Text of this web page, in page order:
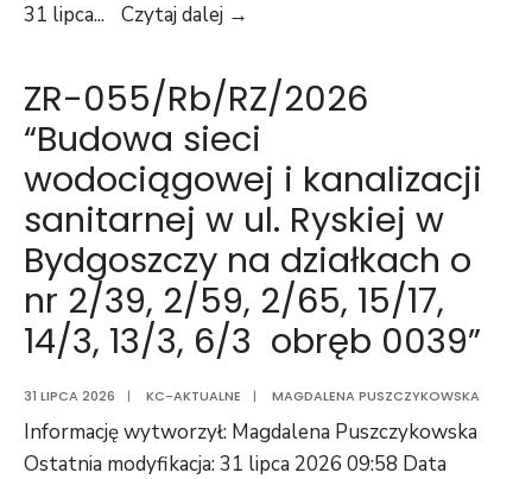
31 lipca... Czytaj dalej →
“Świadczenie
usługi
serwisowej
dla
systemu
sterowania
i
nadzoru
instalacji
spalarni
osadów
ZR-055/Rb/RZ/2026
“Budowa sieci
wodociągowej i kanalizacji
sanitarnej w ul. Ryskiej w
Bydgoszczy na działkach o
nr 2/39, 2/59, 2/65, 15/17,
14/3, 13/3, 6/3 obręb 0039”
31 LIPCA 2026 | KC-AKTUALNE | MAGDALENA PUSZCZYKOWSKA
Informację wytworzył: Magdalena Puszczykowska
Ostatnia modyfikacja: 31 lipca 2026 09:58 Data